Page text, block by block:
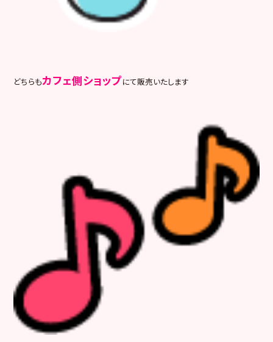
どちらもカフェ側ショップにて販売いたします